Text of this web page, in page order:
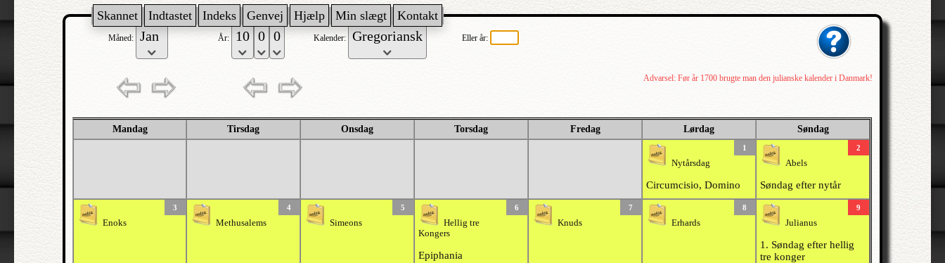
Skannet Indtastet Indeks Genvej Hjælp Min slægt Kontakt
Måned: År: Kalender: Eller år:
Advarsel: Før år 1700 brugte man den julianske kalender i Danmark!
Mandag Tirsdag Onsdag Torsdag Fredag Lørdag Søndag
1
Nytårsdag
Circumcisio, Domino
2
Abels
Søndag efter nytår
3
Enoks
4
Methusalems
5
Simeons
6
Hellig tre
Kongers
Epiphania
7
Knuds
8
Erhards
9
Julianus
1. Søndag efter hellig
tre konger